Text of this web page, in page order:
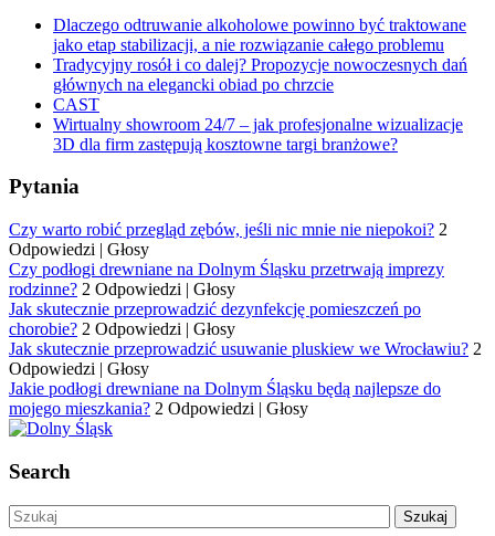
Dlaczego odtruwanie alkoholowe powinno być traktowane
jako etap stabilizacji, a nie rozwiązanie całego problemu
Tradycyjny rosół i co dalej? Propozycje nowoczesnych dań
głównych na elegancki obiad po chrzcie
CAST
Wirtualny showroom 24/7 – jak profesjonalne wizualizacje
3D dla firm zastępują kosztowne targi branżowe?
Pytania
Czy warto robić przegląd zębów, jeśli nic mnie nie niepokoi? 2
Odpowiedzi | Głosy
Czy podłogi drewniane na Dolnym Śląsku przetrwają imprezy
rodzinne? 2 Odpowiedzi | Głosy
Jak skutecznie przeprowadzić dezynfekcję pomieszczeń po
chorobie? 2 Odpowiedzi | Głosy
Jak skutecznie przeprowadzić usuwanie pluskiew we Wrocławiu? 2
Odpowiedzi | Głosy
Jakie podłogi drewniane na Dolnym Śląsku będą najlepsze do
mojego mieszkania? 2 Odpowiedzi | Głosy
Search